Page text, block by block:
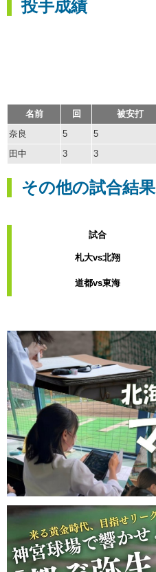
投手成績
名前 回 被安打
奈良
5 5
田中
3 3
その他の試合結果
試合
札大vs北翔
道都vs東海